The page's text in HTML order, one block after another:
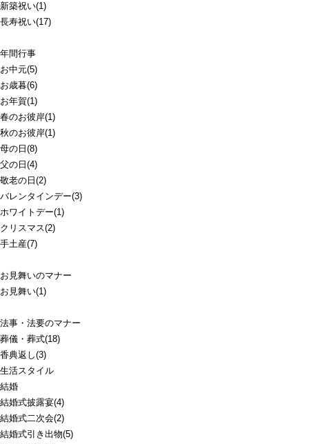
新築祝い(1)
長寿祝い(17)
年間行事
お中元(5)
お歳暮(6)
お年賀(1)
春のお彼岸(1)
秋のお彼岸(1)
母の日(8)
父の日(4)
敬老の日(2)
バレンタインデー(3)
ホワイトデー(1)
クリスマス(2)
手土産(7)
お見舞いのマナー
お見舞い(1)
法事・法要のマナー
葬儀・葬式(18)
香典返し(3)
生活スタイル
結婚
結婚式披露宴(4)
結婚式二次会(2)
結婚式引き出物(5)